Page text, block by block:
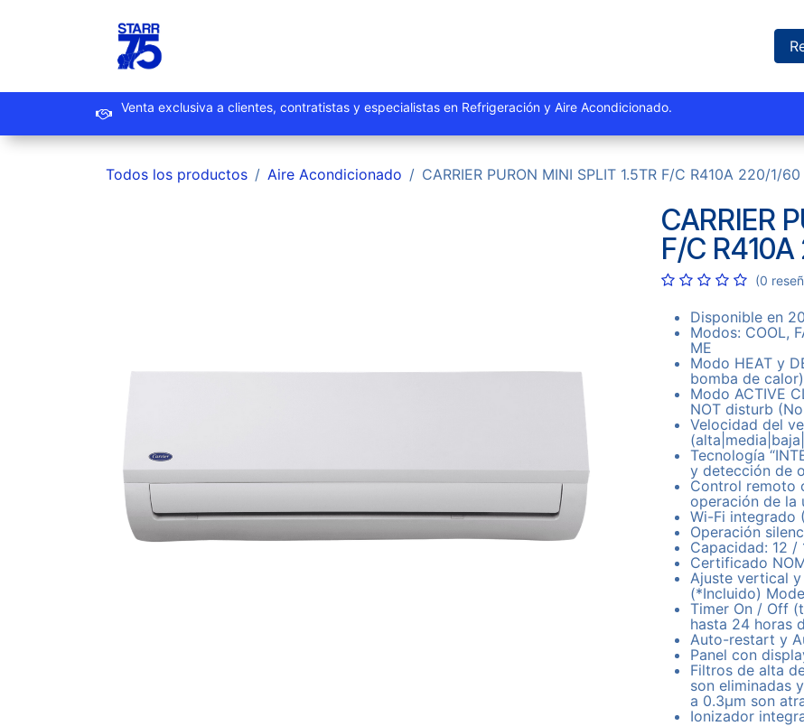
Sucursales
Venta exclusiva a clientes, contratistas y especialistas en Refrigeración y Aire
Todos los productos Aire Acondicionado CARRIER PURON MINI SPLIT 1.5TR F/C R410A 220/1/60
CARRIER
F/C
(0
Disponible en
Modos: COOL,
ME
Modo HEAT y
bomba de calor)
Modo ACTIVE
NOT disturb
Velocidad del
Tecnología
y detección de
Control remoto
operación de la
Wi-Fi integrado
Operación
Capacidad: 12
Certificado
Ajuste vertical
(*Incluido)
Timer On / Off
hasta 24 horas
Auto-restart y
Panel con
Filtros de alta
son eliminadas
a 0.3µm son
Ionizador